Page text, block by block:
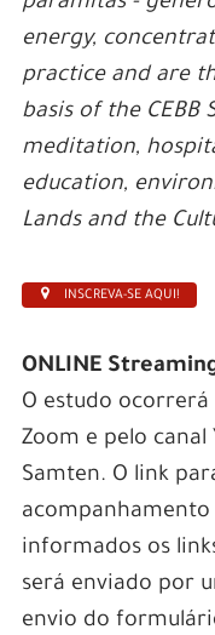
energy,
practice and are
basis of the CEBB
meditation,
education,
Lands and the
INSCREVA-SE AQUI!
ONLINE
O estudo
Zoom e pelo canal
Samten. O link
informados os
será enviado por
envio do